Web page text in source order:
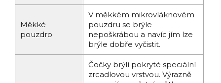
Měkké
pouzdro
V měkkém mikrovláknovém
pouzdru se brýle
nepoškrábou a navíc jím lze
brýle dobře vyčistit.
Čočky brýlí pokryté speciální
zrcadlovou vrstvou. Výrazně